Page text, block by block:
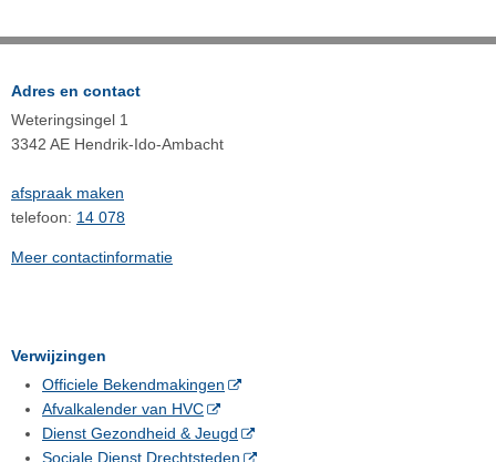
Adres en contact
Weteringsingel 1
3342 AE Hendrik-Ido-Ambacht
afspraak maken
telefoon: 14 078
Meer contactinformatie
Verwijzingen
Officiele Bekendmakingen
Afvalkalender van HVC
Dienst Gezondheid & Jeugd
Sociale Dienst Drechtsteden